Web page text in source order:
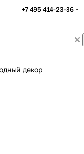
+7 495 414-23-36
декор